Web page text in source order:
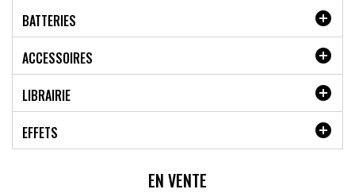
BATTERIES 
ACCESSOIRES 
LIBRAIRIE 
EFFETS 
EN VENTE